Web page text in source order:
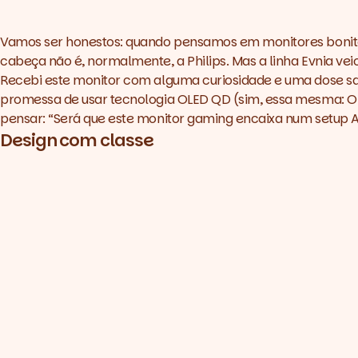
Vamos ser honestos: quando pensamos em monitores
cabeça não é, normalmente, a Philips. Mas a linha Evnia
Recebi este monitor com alguma curiosidade e uma dose
promessa de usar tecnologia OLED QD (sim, essa mesma:
pensar: “Será que este monitor gaming encaixa num setup
Design com classe